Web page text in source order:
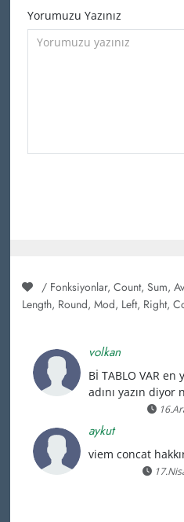
Yorumuzu Yazınız
/ Fonksiyonlar, Count, Sum,
Length, Round, Mod, Left, Right,
volkan
Bİ TABLO VAR en
adını yazın diyor
aykut
viem concat